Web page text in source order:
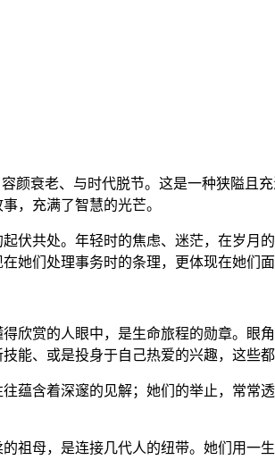
衰老、与时代脱节。这是一种狭隘且
，充满了智慧的光芒。
伏共处。年轻时的焦虑、迷茫，在岁月
她们处理事务时的条理，更体现在她们面
欣赏的人眼中，是生命旅程的勋章。眼
能、或是投身于自己热爱的兴趣，这些
含着深邃的见解；她们的举止，常常
祖母，是连接几代人的纽带。她们用